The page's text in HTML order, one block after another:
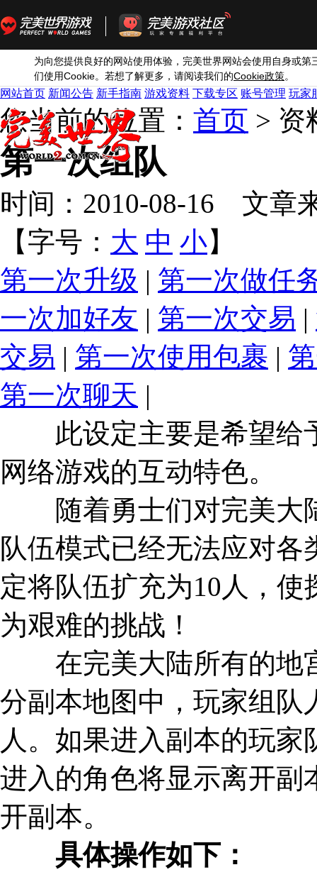
为向您提供良好的网站使用体验，完美世界网站会使用自身或第
们使用Cookie。若想了解更多，请阅读我们的Cookie政策。
网站首页 新闻公告 新手指南 游戏资料 下载专区 账号管理 玩家
您当前的位置： 首页 > 资
第一次组队
时间：2010-08-16 文章
【字号： 大 中 小】
第一次升级 | 第一次做任
一次加好友 | 第一次交易 |
交易 | 第一次使用包裹 |
第一次聊天 |
此设定主要是希望给
网络游戏的互动特色。
随着勇士们对完美大
队伍模式已经无法应对
定将队伍扩充为10人，
为艰难的挑战！
在完美大陆所有的地
分副本地图中，玩家组队
人。如果进入副本的玩
进入的角色将显示离开副
开副本。
具体操作如下：